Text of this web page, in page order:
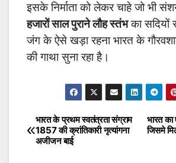
इसके निर्माता को लेकर चाहे जो भी
हजारों साल पुराने लौह स्तंभका सदियों
जंग के ऐसे खड़ा रहना भारत के
की गाथा सुना रहा है।
Post
navigation
भारत
जिसमे
भारत के प्रथम स्वतंत्रता संग्राम
1857 की क्रांतिकारी नृत्यांगना
अजीजन बाई